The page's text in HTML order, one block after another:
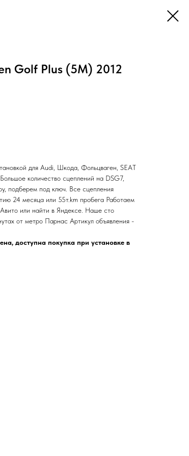
Golf Plus (5M) 2012
для Audi, Шкода, Фольцваген, SEAT
количество сцеплений на DSG7,
подберем под ключ. Все сцепления
24 месяца или 55т.km пробега Работаем
или найти в Яндексе. Наше сто
от метро Парнас Артикул объявления -
доступна покупка при установке в